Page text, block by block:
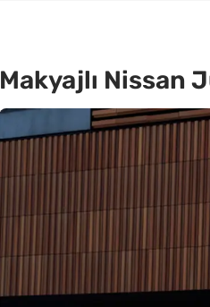
Makyajlı Nissan